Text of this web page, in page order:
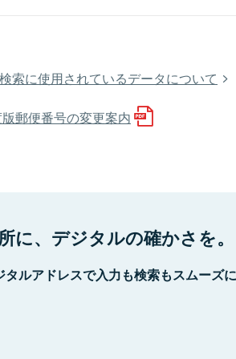
索に使用されているデータについて
郵便番号の変更案内
に、デジタルの確かさを。
タルアドレスで入力も検索もスムーズ